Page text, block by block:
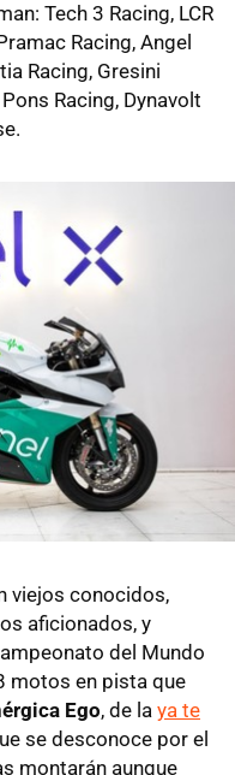
Tech 3 Racing, LCR
Racing, Angel
Racing, Gresini
Racing, Dynavolt
viejos conocidos,
aficionados, y
del Mundo
motos en pista que
Ego, de la ya te
se desconoce por el
montarán aunque